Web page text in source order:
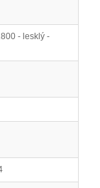
- lesklý -